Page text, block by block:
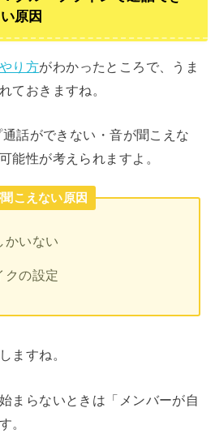
原因
やり方がわかったところで、うま
ておきますね。
話ができない・音が聞こえな
能性が考えられますよ。
こえない原因
かいない
クの設定
ますね。
まらないときは「メンバーが自
。